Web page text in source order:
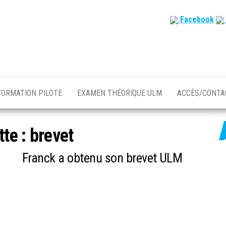
Facebook
PILOTE EXAMEN THÉORIQUE ULM ACCÈS/
: brevet
Franck a obtenu son brevet ULM